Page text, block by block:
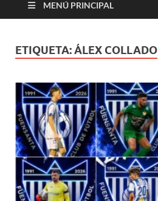
MENÚ PRINCIPAL
ETIQUETA:ÁLEX COLLADO